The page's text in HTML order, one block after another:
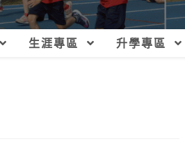
生涯專區 升學專區